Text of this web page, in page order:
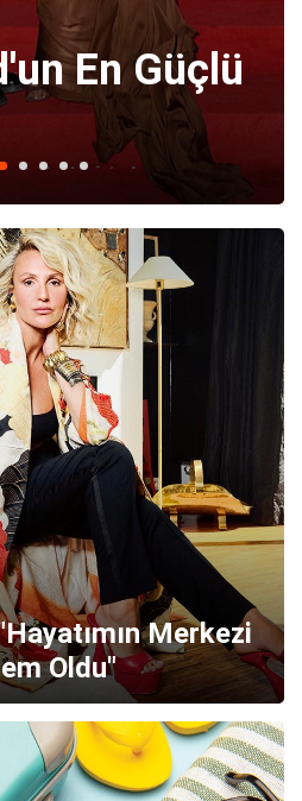
En Güçlü
Merkezi
Oldu"